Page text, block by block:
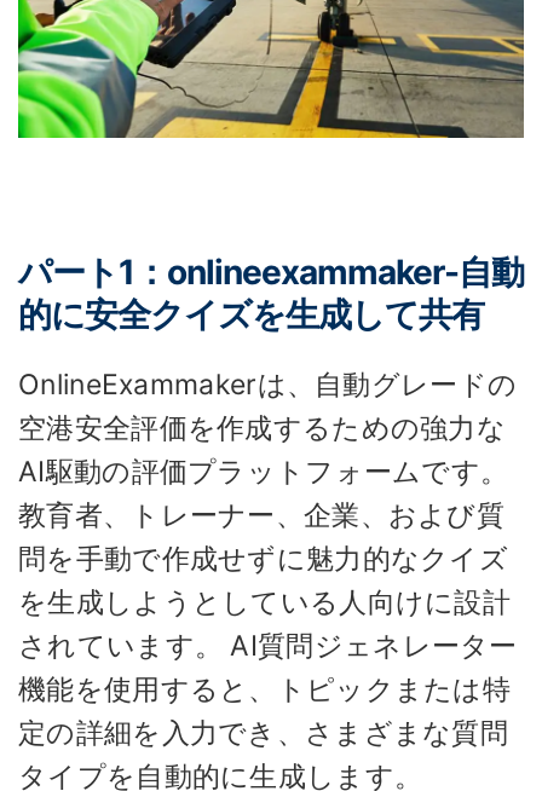
パート1：onlineexammaker-自動
的に安全クイズを生成して共有
OnlineExammakerは、自動グレードの
空港安全評価を作成するための強力な
AI駆動の評価プラットフォームです。
教育者、トレーナー、企業、および質
問を手動で作成せずに魅力的なクイズ
を生成しようとしている人向けに設計
されています。 AI質問ジェネレーター
機能を使用すると、トピックまたは特
定の詳細を入力でき、さまざまな質問
タイプを自動的に生成します。